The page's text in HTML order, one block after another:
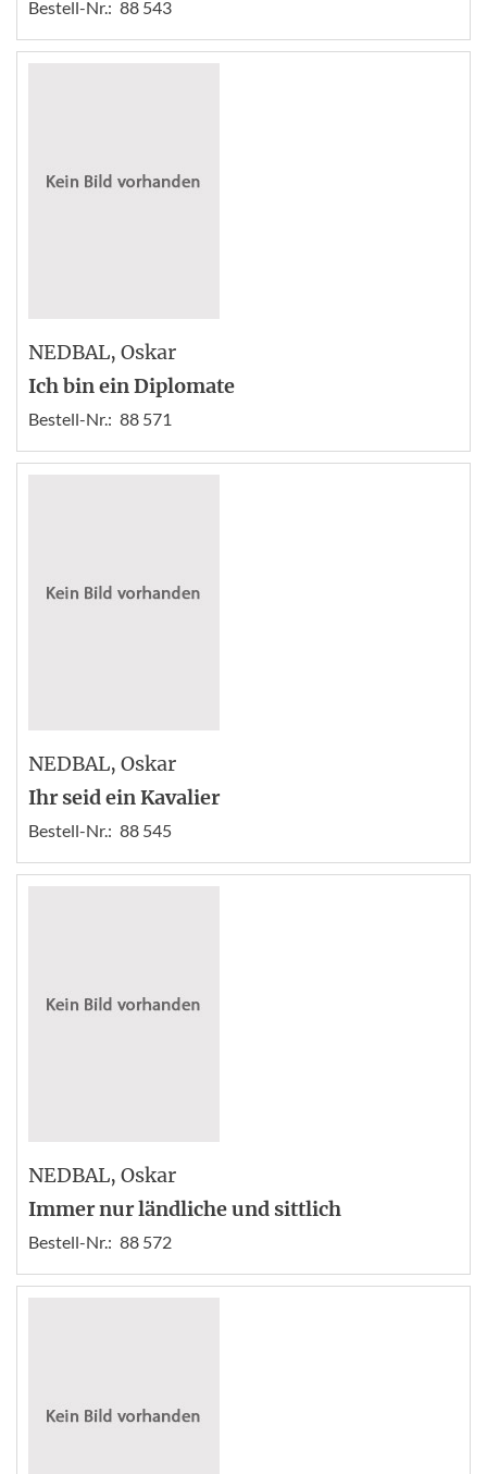
Bestell-Nr.: 88 543
NEDBAL, Oskar
Ich bin ein Diplomate
Bestell-Nr.: 88 571
NEDBAL, Oskar
Ihr seid ein Kavalier
Bestell-Nr.: 88 545
NEDBAL, Oskar
Immer nur ländliche und sittlich
Bestell-Nr.: 88 572